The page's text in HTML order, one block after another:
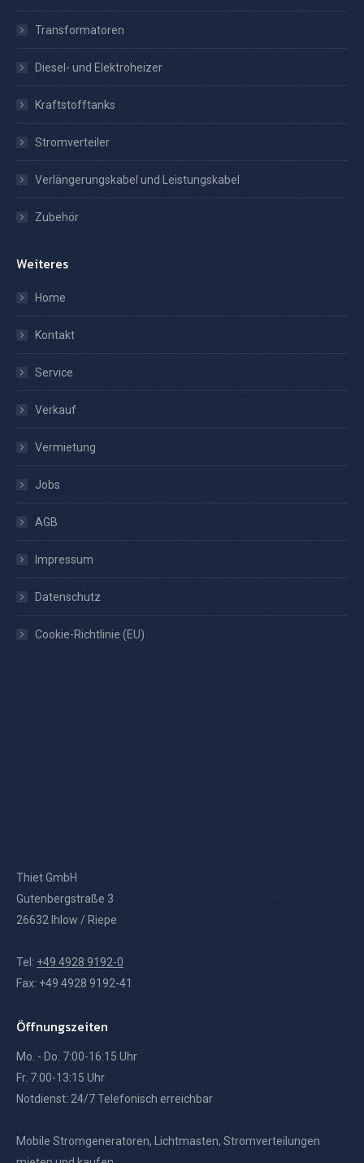
Transformatoren
Diesel- und Elektroheizer
Kraftstofftanks
Stromverteiler
Verlängerungskabel und Leistungskabel
Zubehör
Weiteres
Home
Kontakt
Service
Verkauf
Vermietung
Jobs
AGB
Impressum
Datenschutz
Cookie-Richtlinie (EU)
26632 Ihlow / Riepe
Tel:+49 4928 9192-0
Öffnungszeiten
Fr. 7:00-13:15 Uhr
Notdienst: 24/7 Telefonisch erreichbar
Mobile Stromgeneratoren, Lichtmasten, Stromverteilungen
Thiet – Ihr zuverlässiger Partner für Stromerzeuger,